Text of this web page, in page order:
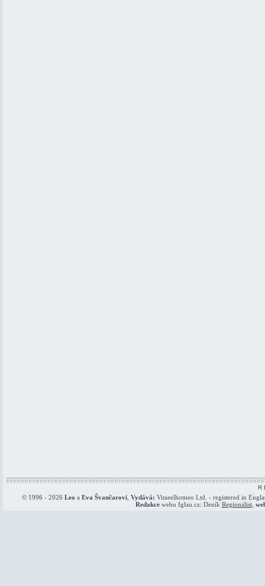
R
© 1996 - 2026 Leo a Eva Švančarovi Vydává: Vitaeelhomeo Ltd. - registered in
Redakcewebu Iglau.cz: Deník Regionalist,